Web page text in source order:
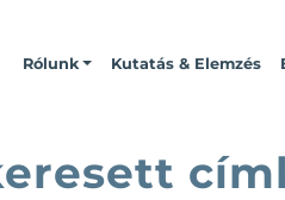
Rólunk Kutatás & Elemzés